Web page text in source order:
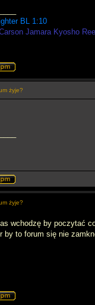
BL 1:10
Jamara Kyosho
żyje?
żyje?
wchodzę by poczytać
by to forum się nie